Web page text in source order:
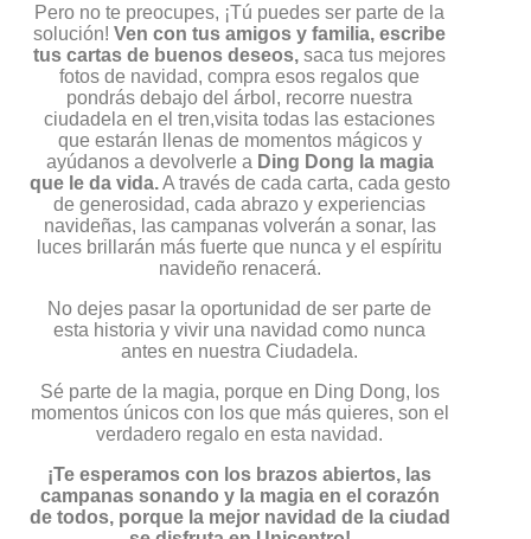
Pero no te preocupes, ¡Tú puedes ser parte de la
solución! Ven con tus amigos y familia, escribe
tus cartas de buenos deseos, saca tus mejores
fotos de navidad, compra esos regalos que
pondrás debajo del árbol, recorre nuestra
ciudadela en el tren,visita todas las estaciones
que estarán llenas de momentos mágicos y
ayúdanos a devolverle a Ding Dong la magia
que le da vida.A través de cada carta, cada gesto
de generosidad, cada abrazo y experiencias
navideñas, las campanas volverán a sonar, las
luces brillarán más fuerte que nunca y el espíritu
navideño renacerá.
No dejes pasar la oportunidad de ser parte de
esta historia y vivir una navidad como nunca
antes en nuestra Ciudadela.
Sé parte de la magia, porque en Ding Dong, los
momentos únicos con los que más quieres, son el
verdadero regalo en esta navidad.
¡Te esperamos con los brazos abiertos, las
campanas sonando y la magia en el corazón
de todos, porque la mejor navidad de la ciudad